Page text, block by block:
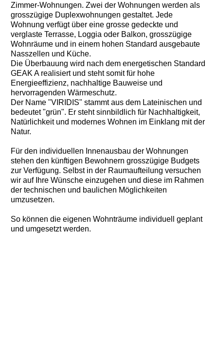
Zimmer-Wohnungen. Zwei der Wohnungen werden als
grosszügige Duplexwohnungen gestaltet. Jede
Wohnung verfügt über eine grosse gedeckte und
verglaste Terrasse, Loggia oder Balkon, grosszügige
Wohnräume und in einem hohen Standard ausgebaute
Nasszellen und Küche.
Die Überbauung wird nach dem energetischen Standard
GEAK A realisiert und steht somit für hohe
Energieeffizienz, nachhaltige Bauweise und
hervorragenden Wärmeschutz.
Der Name "VIRIDIS" stammt aus dem Lateinischen und
bedeutet "grün". Er steht sinnbildlich für Nachhaltigkeit,
Natürlichkeit und modernes Wohnen im Einklang mit der
Natur.
Für den individuellen Innenausbau der Wohnungen
stehen den künftigen Bewohnern grosszügige Budgets
zur Verfügung. Selbst in der Raumaufteilung versuchen
wir auf Ihre Wünsche einzugehen und diese im Rahmen
der technischen und baulichen Möglichkeiten
umzusetzen.
So können die eigenen Wohnträume individuell geplant
und umgesetzt werden.